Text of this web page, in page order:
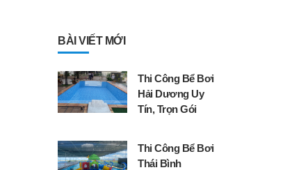
BÀI VIẾT MỚI
Thi Công Bể Bơi
Hải Dương Uy
Tín, Trọn Gói
Thi Công Bể Bơi
Thái Bình